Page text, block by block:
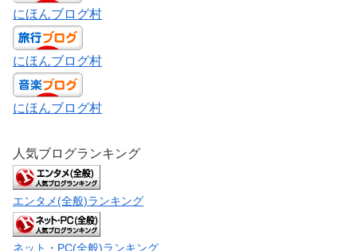
にほんブログ村
にほんブログ村
にほんブログ村
人気ブログランキング
エンタメ(全般)ランキング
ネット・PC(全般)ランキング